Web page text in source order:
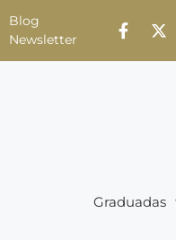
Blog
Newsletter
Graduadas